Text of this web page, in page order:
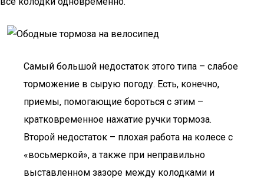
Самый большой недостаток этого типа – слабое
торможение в сырую погоду. Есть, конечно,
приемы, помогающие бороться с этим –
кратковременное нажатие ручки тормоза.
Второй недостаток – плохая работа на колесе с
«восьмеркой», а также при неправильно
выставленном зазоре между колодками и